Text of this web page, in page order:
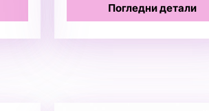
Погледни детали